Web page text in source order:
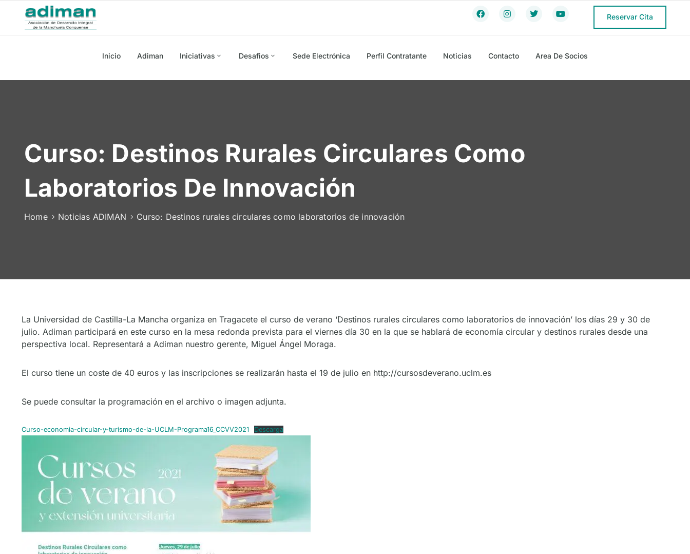
Reservar Cita
Inicio Adiman Iniciativas Desafios Sede Electrónica Perfil Contratante Noticias Contacto Area De Socios
Curso: Destinos Rurales Circulares Como
Laboratorios De Innovación
Home Noticias ADIMAN Curso: Destinos rurales circulares como laboratorios de innovación
La Universidad de Castilla-La Mancha organiza en Tragacete el curso de verano ‘Destinos rurales circulares como laboratorios de innovación’ los días 29 y 30 de
julio. Adiman participará en este curso en la mesa redonda prevista para el viernes día 30 en la que se hablará de economía circular y destinos rurales desde una
perspectiva local. Representará a Adiman nuestro gerente, Miguel Ángel Moraga.
El curso tiene un coste de 40 euros y las inscripciones se realizarán hasta el 19 de julio en http://cursosdeverano.uclm.es
Se puede consultar la programación en el archivo o imagen adjunta.
Curso-economia-circular-y-turismo-de-la-UCLM-Programa16_CCVV2021 Descarga